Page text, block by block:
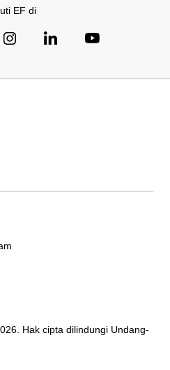
EF di
Hak cipta dilindungi Undang-